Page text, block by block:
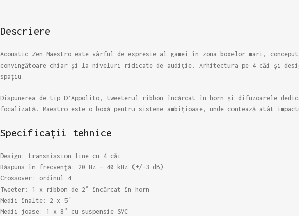
Descriere
Acoustic Zen Maestro este vârful de expresie al gamei în zona boxelor mari,
convingătoare chiar și la niveluri ridicate de audiție. Arhitectura pe 4 căi și
spațiu.
Dispunerea de tip D’Appolito, tweeterul ribbon încărcat în horn și difuzoarele
focalizată. Maestro este o boxă pentru sisteme ambițioase, unde contează atât
Specificații tehnice
Design: transmission line cu 4 căi
Răspuns în frecvență: 20 Hz – 40 kHz (+/-3 dB)
Crossover: ordinul 4
Tweeter: 1 x ribbon de 2″ încărcat în horn
Medii înalte: 2 x 5″
Medii joase: 1 x 8″ cu suspensie SVC